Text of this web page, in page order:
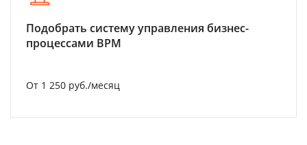
Подобрать систему управления бизнес-
процессами BPM
От 1 250 руб./месяц